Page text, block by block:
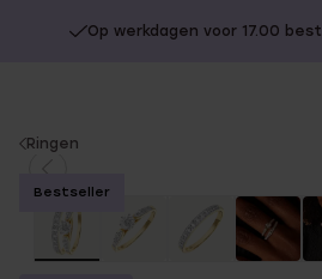
Op werkdagen voor 17.00
You
here:
Ringen
Bestseller